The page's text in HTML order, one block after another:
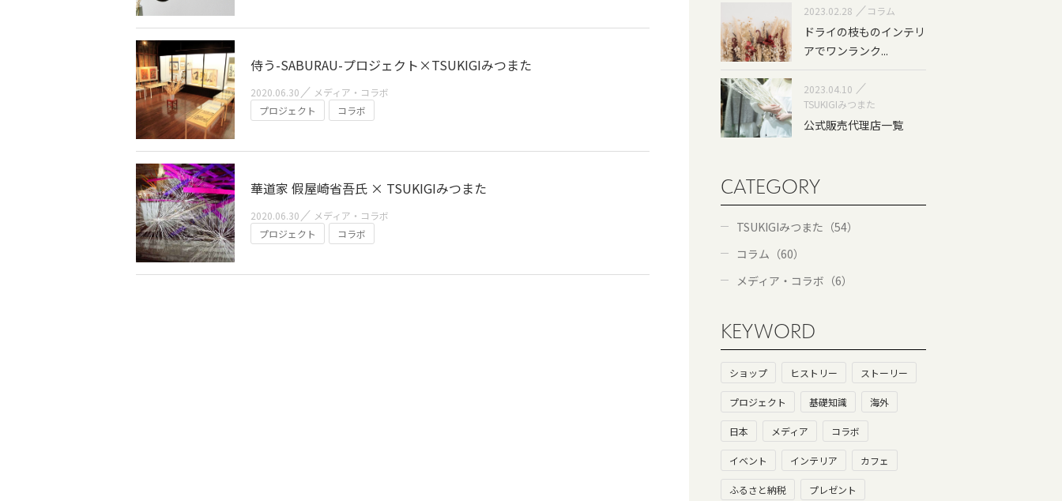
侍う-SABURAU-プロジェクト×TSUKIGIみつまた
2020.06.30
メディア・コラボ
プロジェクト
コラボ
華道家 假屋崎省吾氏 × TSUKIGIみつまた
2020.06.30
メディア・コラボ
プロジェクト
コラボ
2023.02.28 コラム
ドライの枝ものインテリ
アでワンランク...
2023.04.10
TSUKIGIみつまた
公式販売代理店一覧
CATEGORY
TSUKIGIみつまた（54）
コラム（60）
メディア・コラボ（6）
KEYWORD
ショップ ヒストリー ストーリー
プロジェクト 基礎知識 海外
日本 メディア コラボ
イベント インテリア カフェ
ふるさと納税 プレゼント